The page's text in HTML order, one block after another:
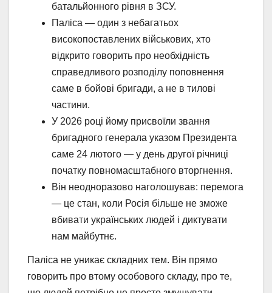
батальйонного рівня в ЗСУ.
Паліса — один з небагатьох
високопоставлених військових, хто
відкрито говорить про необхідність
справедливого розподілу поповнення
саме в бойові бригади, а не в тилові
частини.
У 2026 році йому присвоїли звання
бригадного генерала указом Президента
саме 24 лютого — у день другої річниці
початку повномасштабного вторгнення.
Він неодноразово наголошував: перемога
— це стан, коли Росія більше не зможе
вбивати українських людей і диктувати
нам майбутнє.
Паліса не уникає складних тем. Він прямо
говорить про втому особового складу, про те,